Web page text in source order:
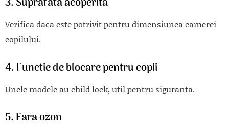
Verifica daca este potrivit pentru dimensiunea camerei
copilului.
4. Functie de blocare pentru copii
Unele modele au child lock, util pentru siguranta.
5. Fara ozon